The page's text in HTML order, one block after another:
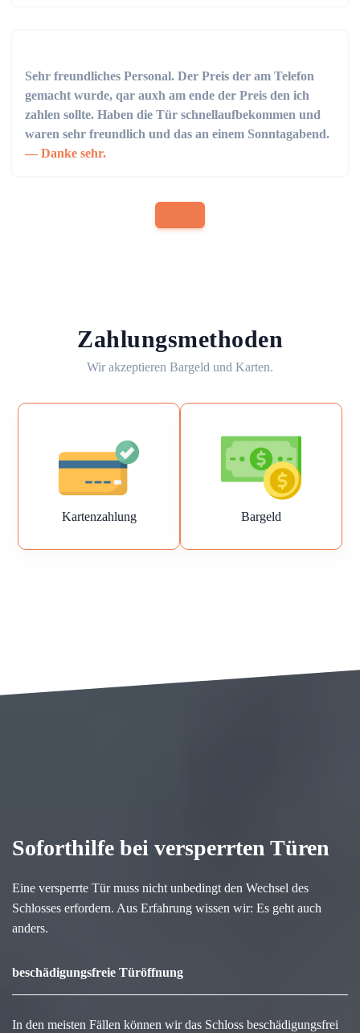
Sehr freundliches Personal. Der Preis der am Telefon
gemacht wurde, qar auxh am ende der Preis den ich
zahlen sollte. Haben die Tür schnellaufbekommen und
waren sehr freundlich und das an einem Sonntagabend.
Danke sehr.
Zahlungsmethoden
Wir akzeptieren Bargeld und Karten.
Kartenzahlung Bargeld
Soforthilfe bei versperrten Türen
Eine versperrte Tür muss nicht unbedingt den Wechsel des
Schlosses erfordern. Aus Erfahrung wissen wir: Es geht auch
anders.
beschädigungsfreie Türöffnung
In den meisten Fällen können wir das Schloss beschädigungsfrei